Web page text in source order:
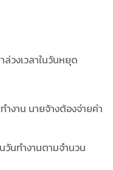
ล่วงเวลาในวันหยุด
ำงาน นายจ้างต้องจ่ายค่า
วันทำงานตามจำนวน